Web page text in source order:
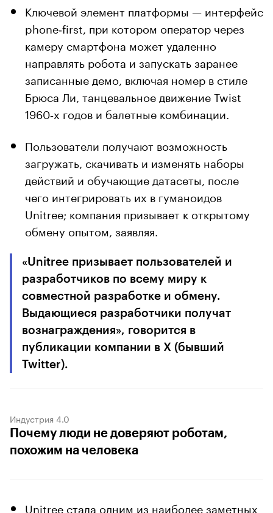
Ключевой элемент платформы — интерфейс
phone‑first, при котором оператор через
камеру смартфона может удаленно
направлять робота и запускать заранее
записанные демо, включая номер в стиле
Брюса Ли, танцевальное движение Twist
1960‑х годов и балетные комбинации.
Пользователи получают возможность
загружать, скачивать и изменять наборы
действий и обучающие датасеты, после
чего интегрировать их в гуманоидов
Unitree; компания призывает к открытому
обмену опытом, заявляя.
«Unitree призывает пользователей и
разработчиков по всему миру к
совместной разработке и обмену.
Выдающиеся разработчики получат
вознаграждения», говорится в
публикации компании в X (бывший
Twitter).
Индустрия 4.0
Почему люди не доверяют роботам,
похожим на человека
Unitree стала одним из наиболее заметных